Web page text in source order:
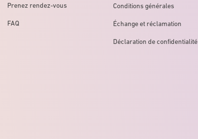
Prenez rendez-vous
FAQ
Conditions générales
Échange et réclamation
Déclaration de confidentialité